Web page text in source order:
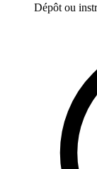
Dépôt ou